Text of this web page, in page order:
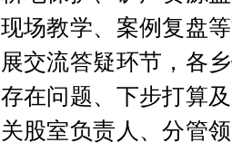
现场教学、案例复盘
展交流答疑环节，各
存在问题、下步打算
关股室负责人、分管